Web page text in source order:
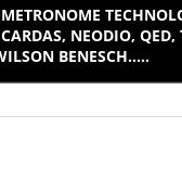
NEODIO,
BENESCH.....